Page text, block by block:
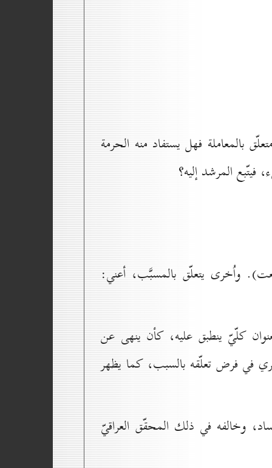
بالمعاملة فهل يستفاد منه الحرمة
فيتّبع المرشد إليه؟
واُخرى يتعلّق بالمسبَّب، أعني:
كلّيّ ينطبق عليه، كأن ينهى عن
في فرض تعلّقه بالسبب، كما يظهر
وخالفه في ذلك المحقّق العراقيّ